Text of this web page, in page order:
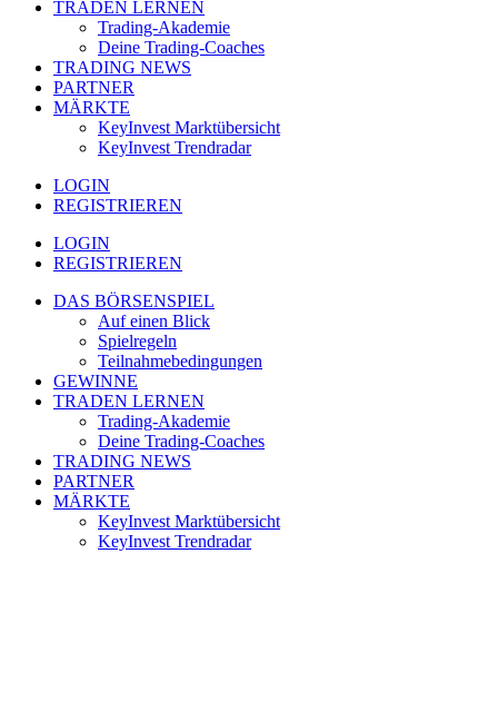
TRADEN LERNEN
Trading-Akademie
Deine Trading-Coaches
TRADING NEWS
PARTNER
MÄRKTE
KeyInvest Marktübersicht
KeyInvest Trendradar
LOGIN
REGISTRIEREN
LOGIN
REGISTRIEREN
DAS BÖRSENSPIEL
Auf einen Blick
Spielregeln
Teilnahmebedingungen
GEWINNE
TRADEN LERNEN
Trading-Akademie
Deine Trading-Coaches
TRADING NEWS
PARTNER
MÄRKTE
KeyInvest Marktübersicht
KeyInvest Trendradar